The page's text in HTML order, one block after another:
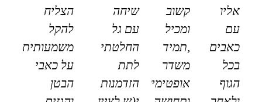
אליו
עם
כאבים
בכל
הגוף
קשוב
ומכיל
,תמיד
משדר
אופטימיות
שיחה
עם גל
החלטתי
לתת
הזדמנות
הצליח
להקל
משמעותית
על כאבי
הבטן